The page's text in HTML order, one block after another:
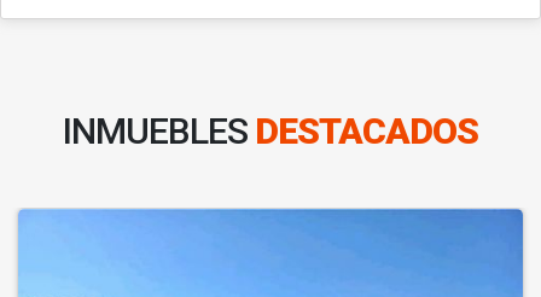
INMUEBLES DESTACADOS